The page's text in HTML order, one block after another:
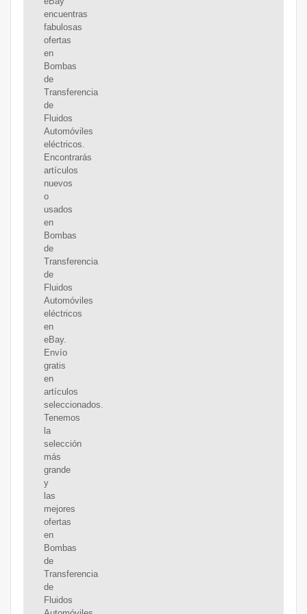
encuentras
fabulosas
ofertas
en
Bombas
de
Transferencia
de
Fluidos
Automóviles
eléctricos.
Encontrarás
artículos
nuevos
o
usados
en
Bombas
de
Transferencia
de
Fluidos
Automóviles
eléctricos
en
eBay.
Envío
gratis
en
artículos
seleccionados.
Tenemos
la
selección
más
grande
y
las
mejores
ofertas
en
Bombas
de
Transferencia
de
Fluidos